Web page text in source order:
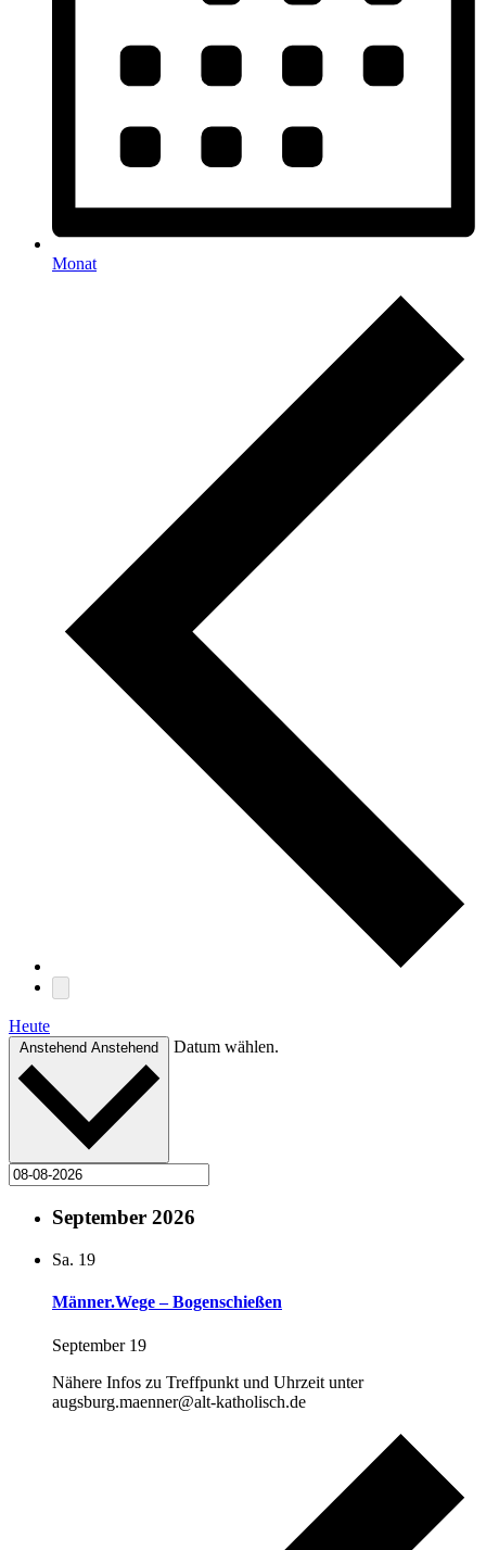
Monat
Heute
Anstehend Anstehend Datum wählen.
September 2026
Sa. 19
Männer.Wege – Bogenschießen
September 19
Nähere Infos zu Treffpunkt und Uhrzeit unter
augsburg.maenner@alt-katholisch.de